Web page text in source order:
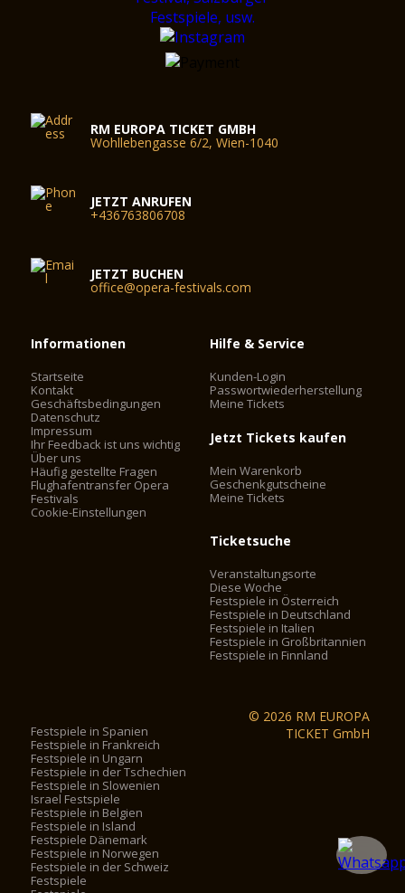
RM EUROPA TICKET GMBH
Wohllebengasse 6/2, Wien-1040
JETZT ANRUFEN
+436763806708
JETZT BUCHEN
office@opera-festivals.com
Informationen
Startseite
Kontakt
Geschäftsbedingungen
Datenschutz
Impressum
Ihr Feedback ist uns wichtig
Über uns
Häufig gestellte Fragen
Flughafentransfer Opera
Festivals
Cookie-Einstellungen
Hilfe & Service
Kunden-Login
Passwortwiederherstellung
Meine Tickets
Jetzt Tickets kaufen
Mein Warenkorb
Geschenkgutscheine
Meine Tickets
Ticketsuche
Veranstaltungsorte
Diese Woche
Festspiele in Österreich
Festspiele in Deutschland
Festspiele in Italien
Festspiele in Großbritannien
Festspiele in Finnland
Festspiele in Spanien
Festspiele in Frankreich
Festspiele in Ungarn
Festspiele in der Tschechien
Festspiele in Slowenien
Israel Festspiele
Festspiele in Belgien
Festspiele in Island
Festspiele Dänemark
Festspiele in Norwegen
Festspiele in der Schweiz
Festspiele
© 2026 RM EUROPA
TICKET GmbH